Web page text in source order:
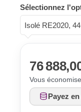
Sélectionnez
Isolé RE2020,
76
Vous
Payez